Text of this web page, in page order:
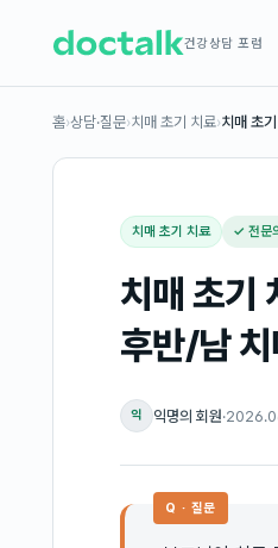
건강상담 포럼
홈›상담·질문›치매 초기 치료›치매 초
치매 초기 치료 ✓ 전문
치매 초기
후반/남
익 익명의 회원·
Q · 질문